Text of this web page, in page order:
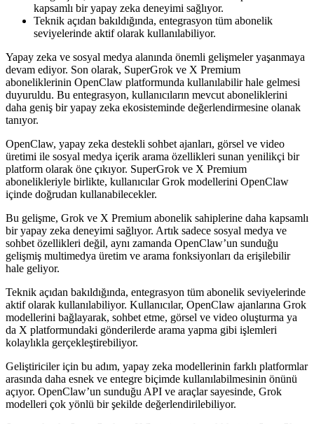
kapsamlı bir yapay zeka deneyimi sağlıyor.
Teknik açıdan bakıldığında, entegrasyon tüm abonelik
seviyelerinde aktif olarak kullanılabiliyor.
Yapay zeka ve sosyal medya alanında önemli gelişmeler yaşanmaya
devam ediyor. Son olarak, SuperGrok ve X Premium
aboneliklerinin OpenClaw platformunda kullanılabilir hale gelmesi
duyuruldu. Bu entegrasyon, kullanıcıların mevcut aboneliklerini
daha geniş bir yapay zeka ekosisteminde değerlendirmesine olanak
tanıyor.
OpenClaw, yapay zeka destekli sohbet ajanları, görsel ve video
üretimi ile sosyal medya içerik arama özellikleri sunan yenilikçi bir
platform olarak öne çıkıyor. SuperGrok ve X Premium
abonelikleriyle birlikte, kullanıcılar Grok modellerini OpenClaw
içinde doğrudan kullanabilecekler.
Bu gelişme, Grok ve X Premium abonelik sahiplerine daha kapsamlı
bir yapay zeka deneyimi sağlıyor. Artık sadece sosyal medya ve
sohbet özellikleri değil, aynı zamanda OpenClaw’un sunduğu
gelişmiş multimedya üretim ve arama fonksiyonları da erişilebilir
hale geliyor.
Teknik açıdan bakıldığında, entegrasyon tüm abonelik seviyelerinde
aktif olarak kullanılabiliyor. Kullanıcılar, OpenClaw ajanlarına Grok
modellerini bağlayarak, sohbet etme, görsel ve video oluşturma ya
da X platformundaki gönderilerde arama yapma gibi işlemleri
kolaylıkla gerçekleştirebiliyor.
Geliştiriciler için bu adım, yapay zeka modellerinin farklı platformlar
arasında daha esnek ve entegre biçimde kullanılabilmesinin önünü
açıyor. OpenClaw’un sunduğu API ve araçlar sayesinde, Grok
modelleri çok yönlü bir şekilde değerlendirilebiliyor.